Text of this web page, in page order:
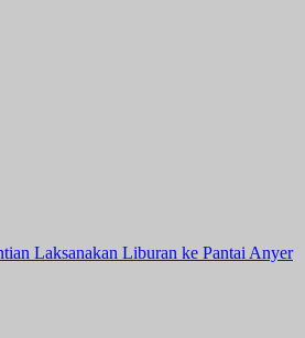
Laksanakan Liburan ke Pantai Anyer